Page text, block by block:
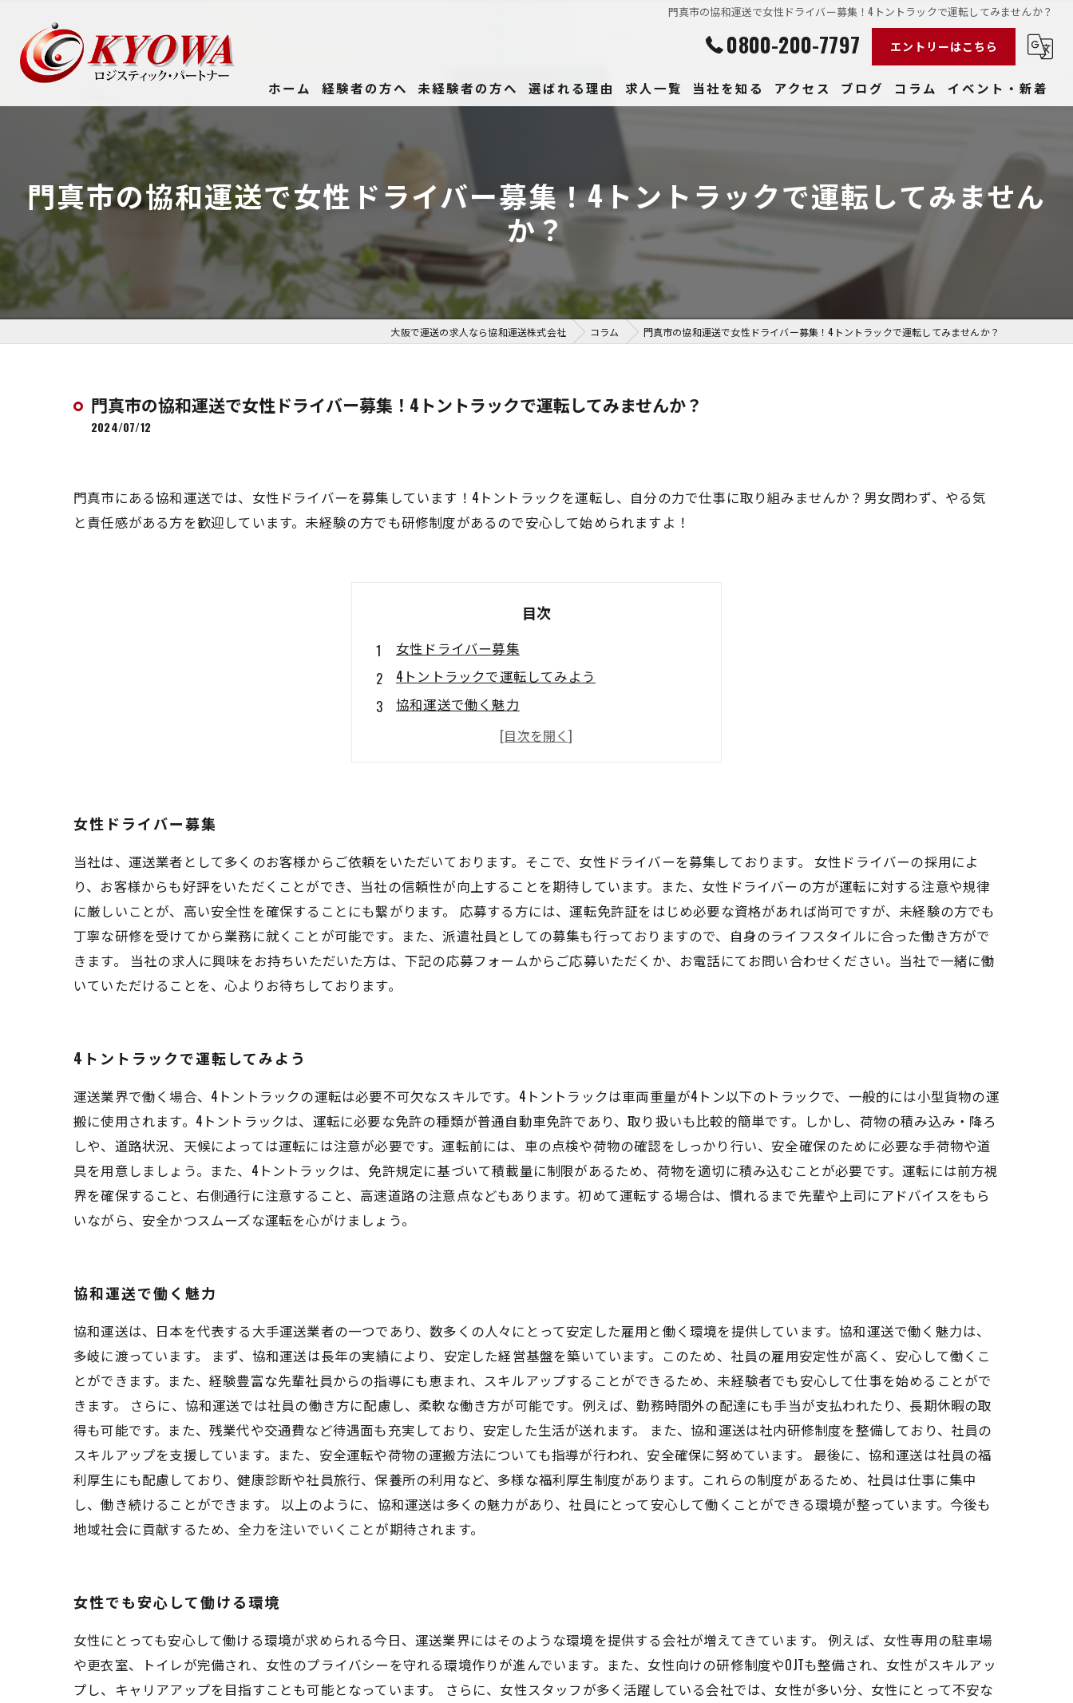
門真市の協和運送で女性ドライバー募集！4トントラックで運転してみませんか？
0800-200-7797 エントリーはこちら
ホーム 経験者の方へ 未経験者の方へ 選ばれる理由 求人一覧 当社を知る
高収入
アクセス ブログ コラム イベント・新着
門真市の協和運送で女性ドライバー募集！4トントラックで運転してみません
か？
大阪で運送の求人なら協和運送株式会社 コラム 門真市の協和運送で女性ドライバー募集！4トントラックで運転してみませんか？
門真市の協和運送で女性ドライバー募集！4トントラックで運転してみませんか？
2024/07/12
門真市にある協和運送では、女性ドライバーを募集しています！4トントラックを運転し、自分の力で仕事に取り組みませんか？男女問わず、やる気
と責任感がある方を歓迎しています。未経験の方でも研修制度があるので安心して始められますよ！
目次
女性ドライバー募集
4トントラックで運転してみよう
協和運送で働く魅力
女性でも安心して働ける環境
女性ドライバー募集
当社は、運送業者として多くのお客様からご依頼をいただいております。そこで、女性ドライバーを募集しております。 女性ドライバーの採用によ
り、お客様からも好評をいただくことができ、当社の信頼性が向上することを期待しています。また、女性ドライバーの方が運転に対する注意や規律
に厳しいことが、高い安全性を確保することにも繋がります。 応募する方には、運転免許証をはじめ必要な資格があれば尚可ですが、未経験の方でも
丁寧な研修を受けてから業務に就くことが可能です。また、派遣社員としての募集も行っておりますので、自身のライフスタイルに合った働き方がで
きます。 当社の求人に興味をお持ちいただいた方は、下記の応募フォームからご応募いただくか、お電話にてお問い合わせください。当社で一緒に働
いていただけることを、心よりお待ちしております。
4トントラックで運転してみよう
運送業界で働く場合、4トントラックの運転は必要不可欠なスキルです。4トントラックは車両重量が4トン以下のトラックで、一般的には小型貨物の運
搬に使用されます。4トントラックは、運転に必要な免許の種類が普通自動車免許であり、取り扱いも比較的簡単です。しかし、荷物の積み込み・降ろ
しや、道路状況、天候によっては運転には注意が必要です。運転前には、車の点検や荷物の確認をしっかり行い、安全確保のために必要な手荷物や道
具を用意しましょう。また、4トントラックは、免許規定に基づいて積載量に制限があるため、荷物を適切に積み込むことが必要です。運転には前方視
界を確保すること、右側通行に注意すること、高速道路の注意点などもあります。初めて運転する場合は、慣れるまで先輩や上司にアドバイスをもら
いながら、安全かつスムーズな運転を心がけましょう。
協和運送で働く魅力
協和運送は、日本を代表する大手運送業者の一つであり、数多くの人々にとって安定した雇用と働く環境を提供しています。協和運送で働く魅力は、
多岐に渡っています。 まず、協和運送は長年の実績により、安定した経営基盤を築いています。このため、社員の雇用安定性が高く、安心して働くこ
とができます。また、経験豊富な先輩社員からの指導にも恵まれ、スキルアップすることができるため、未経験者でも安心して仕事を始めることがで
きます。 さらに、協和運送では社員の働き方に配慮し、柔軟な働き方が可能です。例えば、勤務時間外の配達にも手当が支払われたり、長期休暇の取
得も可能です。また、残業代や交通費など待遇面も充実しており、安定した生活が送れます。 また、協和運送は社内研修制度を整備しており、社員の
スキルアップを支援しています。また、安全運転や荷物の運搬方法についても指導が行われ、安全確保に努めています。 最後に、協和運送は社員の福
利厚生にも配慮しており、健康診断や社員旅行、保養所の利用など、多様な福利厚生制度があります。これらの制度があるため、社員は仕事に集中
し、働き続けることができます。 以上のように、協和運送は多くの魅力があり、社員にとって安心して働くことができる環境が整っています。今後も
地域社会に貢献するため、全力を注いでいくことが期待されます。
女性でも安心して働ける環境
女性にとっても安心して働ける環境が求められる今日、運送業界にはそのような環境を提供する会社が増えてきています。 例えば、女性専用の駐車場
や更衣室、トイレが完備され、女性のプライバシーを守れる環境作りが進んでいます。また、女性向けの研修制度やOJTも整備され、女性がスキルアッ
プし、キャリアアップを目指すことも可能となっています。 さらに、女性スタッフが多く活躍している会社では、女性が多い分、女性にとって不安な